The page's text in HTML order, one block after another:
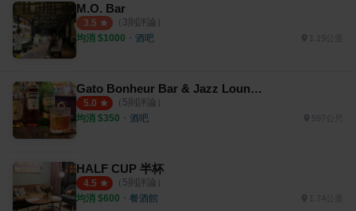
M.O. Bar
3.5 （ 3則評論）
均消 $1000 ・ 酒吧 1.19公里
Gato Bonheur Bar & Jazz Lounge
5.0 （ 5則評論）
均消 $350 ・ 酒吧 597公尺
HALF CUP 半杯
4.5 （ 5則評論）
均消 $600 ・ 餐酒館 1.74公里